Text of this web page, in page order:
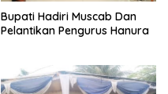
Bupati Hadiri Muscab Dan
Pelantikan Pengurus Hanura